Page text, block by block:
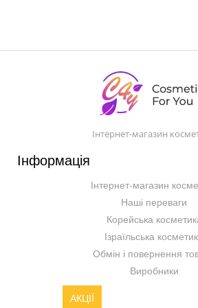
Інтернет-магазин
Інформація
Інтернет-магазин
Наші переваги
Корейська
Ізраїльська
Обмін і повернення
Виробники
АКЦІЇ